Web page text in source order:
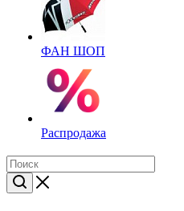
ФАН ШОП
Распродажа